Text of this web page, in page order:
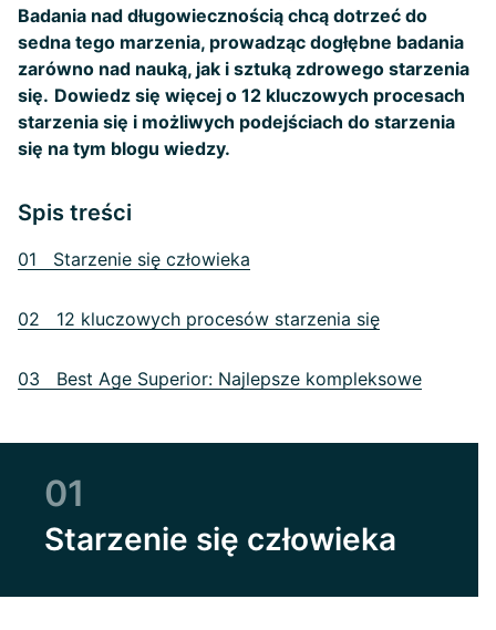
Badania nad długowiecznością chcą dotrzeć do
sedna tego marzenia, prowadząc dogłębne badania
zarówno nad nauką, jak i sztuką zdrowego starzenia
się. Dowiedz się więcej o 12 kluczowych procesach
starzenia się i możliwych podejściach do starzenia
się na tym blogu wiedzy.
Spis treści
01 Starzenie się człowieka
02 12 kluczowych procesów starzenia się
03 Best Age Superior: Najlepsze kompleksowe
01
Starzenie się człowieka